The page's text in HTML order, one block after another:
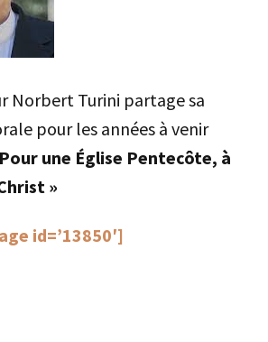
Norbert Turini partage sa
pour les années à venir
une Église Pentecôte, à
»
id=’13850′]